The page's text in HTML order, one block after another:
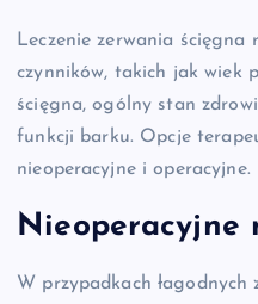
Leczenie zerwania
czynników, takich jak wiek
ścięgna, ogólny stan
funkcji barku. Opcje
nieoperacyjne i operacyjne.
Nieoperacyjne
W przypadkach